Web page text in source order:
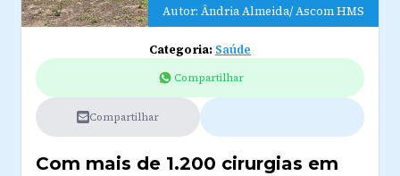
Autor: Ândria Almeida/ Ascom HMS
Categoria: Saúde
Compartilhar
Compartilhar
Com mais de 1.200 cirurgias em